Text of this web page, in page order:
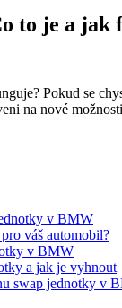
to je a jak
Pokud se
na nové
v BMW
váš automobil?
v BMW
a jak je vyhnout
swap jednotky v